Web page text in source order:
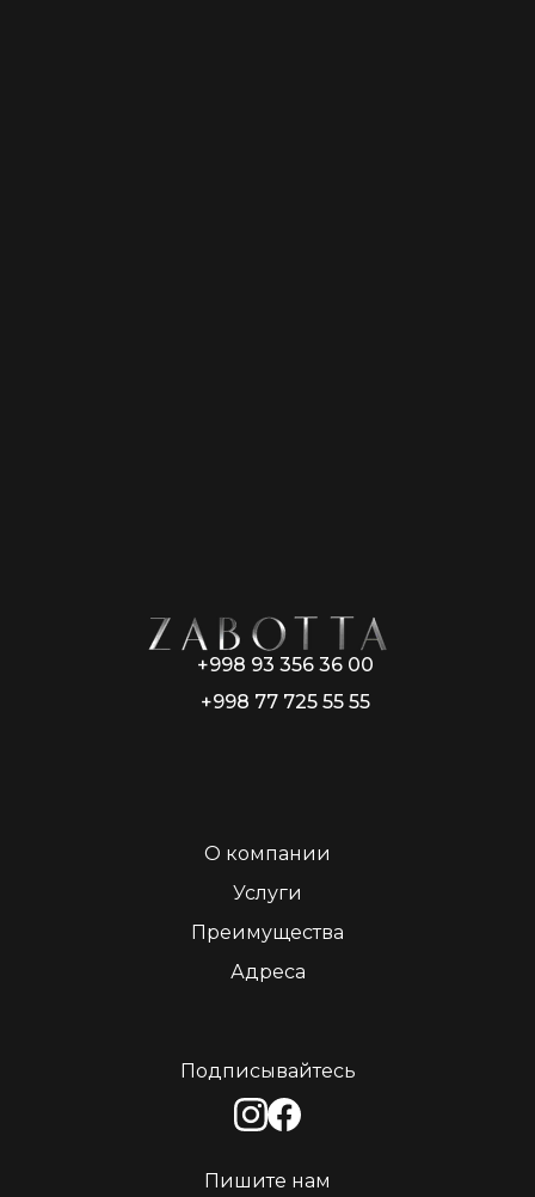
+998 93 356 36 00
+998 77 725 55 55
О компании
Услуги
Преимущества
Адреса
Подписывайтесь
Пишите нам